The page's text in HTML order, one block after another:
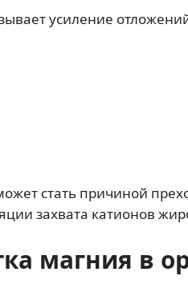
усиление
стать причиной
захвата катионов
магния в